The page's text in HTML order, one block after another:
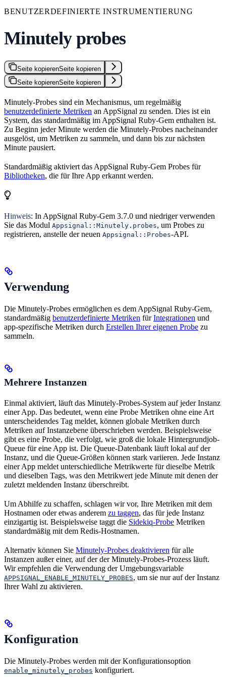
BENUTZERDEFINIERTE INSTRUMENTIERUNG
Minutely probes
Seite kopierenSeite kopieren
Seite kopierenSeite kopieren
Minutely-Probes sind ein Mechanismus, um regelmäßig
benutzerdefinierte Metriken an AppSignal zu senden. Dies ist ein
System, das standardmäßig im AppSignal Ruby-Gem enthalten ist.
Zu Beginn jeder Minute werden die Minutely-Probes nacheinander
ausgelöst, um Metriken zu sammeln, und dann bis zur nächsten
Minute pausiert.
Standardmäßig aktiviert das AppSignal Ruby-Gem Probes für
Bibliotheken, die für Ihre App erkannt werden.
Hinweis: In AppSignal Ruby-Gem 3.7.0 und niedriger verwenden
Sie das Modul Appsignal::Minutely.probes, um Probes zu
registrieren, anstelle der neuen Appsignal::Probes-API.
Verwendung
Die Minutely-Probes ermöglichen es dem AppSignal Ruby-Gem,
standardmäßig benutzerdefinierte Metriken fürIntegrationen und
app-spezifische Metriken durch Erstellen Ihrer eigenen Probe zu
sammeln.
Mehrere Instanzen
Einmal aktiviert, läuft das Minutely-Probes-System auf jeder Instanz
einer App. Das bedeutet, wenn eine Probe Metriken ohne eine Art
unterscheidendes Tag meldet, können globale Metriken durch
Metriken auf Instanzebene überschrieben werden. Beispielsweise
gibt es eine Probe, die verfolgt, wie groß die lokale Hintergrundjob-
Queue für eine App ist. Die Queue-Datenbank läuft lokal auf der
Instanz, und die Queue-Größen können stark variieren. Jede Instanz
einer App meldet unterschiedliche Metrikwerte für dieselbe Metrik
und dieselben Tags, was den Metrikwert jede Minute mit denen der
zuletzt meldenden Instanz überschreibt.
Um Abhilfe zu schaffen, schlagen wir vor, Ihre Metriken mit dem
Hostnamen oder etwas anderem zu taggen, das für jede Instanz
einzigartig ist. Beispielsweise taggt die Sidekiq-Probe Metriken
standardmäßig mit dem Redis-Hostnamen.
Alternativ können Sie Minutely-Probes deaktivieren für alle
Instanzen außer einer, auf der der Minutely-Probes-Prozess läuft.
Wir empfehlen die Verwendung der Umgebungsvariable
APPSIGNAL_ENABLE_MINUTELY_PROBES, um sie nur auf der Instanz
Ihrer Wahl zu aktivieren.
Konfiguration
Die Minutely-Probes werden mit der Konfigurationsoption
enable_minutely_probes konfiguriert.